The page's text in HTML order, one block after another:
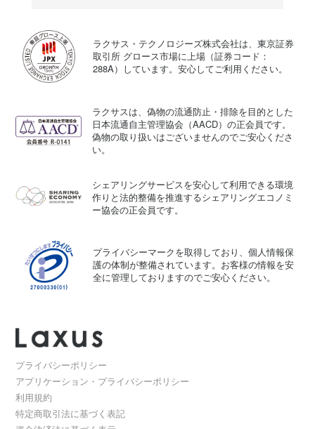
ラクサス・テクノロジーズ株式会社は、東京証券
取引所 グロース市場に上場（証券コード：
288A）しています。安心してご利用ください。
ラクサスは、偽物の流通防止・排除を目的とした
日本流通自主管理協会（AACD）の正会員です。
偽物の取り扱いはございませんのでご安心くださ
い。
シェアリングサービスを安心して利用できる環境
作りと法的整備を推進するシェアリングエコノミ
ー協会の正会員です。
プライバシーマークを取得しており、個人情報保
護の体制が整備されています。お客様の情報を安
全に管理しておりますのでご安心ください。
プライバシーポリシー
アプリケーション・プライバシーポリシー
利用規約
特定商取引法に基づく表記